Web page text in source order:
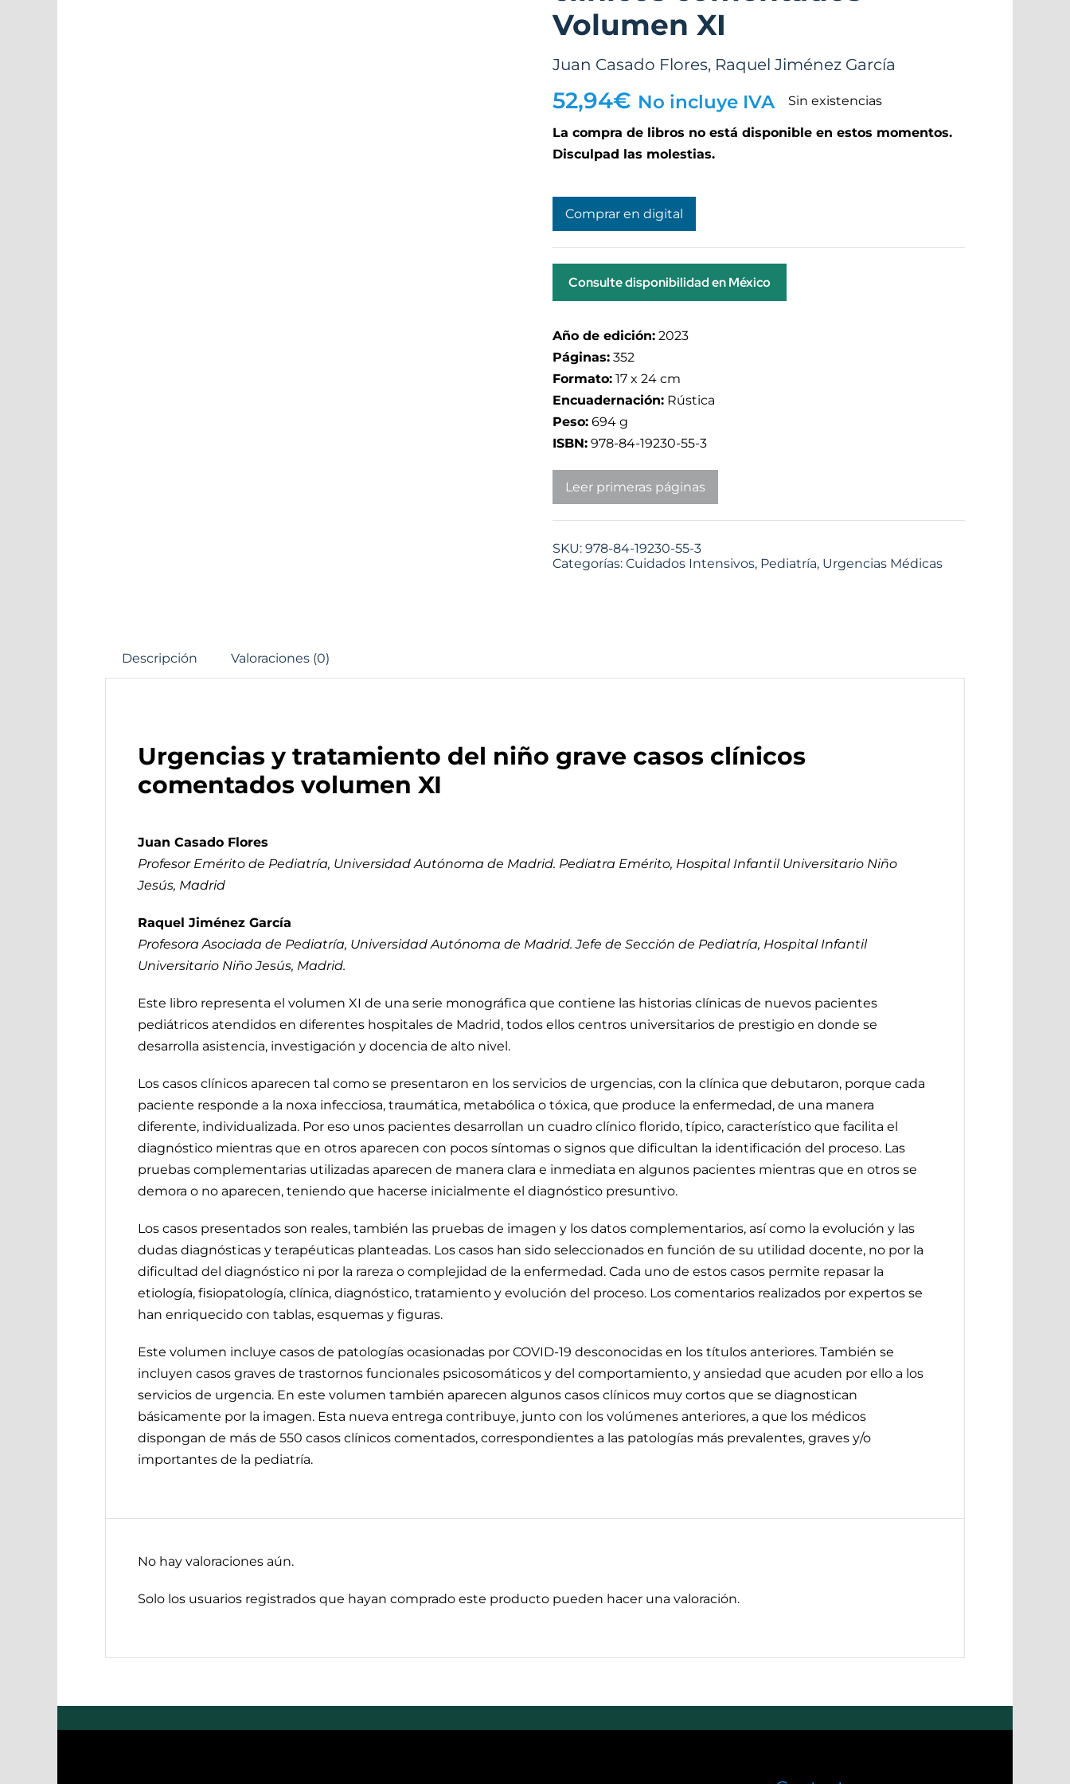
Volumen XI
Juan Casado Flores, Raquel Jiménez García
52,94€ No incluye IVA Sin existencias
La compra de libros no está disponible en estos momentos.
Disculpad las molestias.
Comprar en digital
Consulte disponibilidad en México
Año de edición:2023
Páginas:352
Formato:17 x 24 cm
Encuadernación:Rústica
Peso:694 g
ISBN:978-84-19230-55-3
Leer primeras páginas
SKU: 978-84-19230-55-3
Categorías: Cuidados Intensivos, Pediatría, Urgencias Médicas
Descripción Valoraciones (0)
Urgencias y tratamiento del niño grave casos clínicos
comentados volumen XI
Juan Casado Flores
Profesor Emérito de Pediatría, Universidad Autónoma de Madrid. Pediatra Emérito, Hospital Infantil Universitario Niño
Jesús, Madrid
Raquel Jiménez García
Profesora Asociada de Pediatría, Universidad Autónoma de Madrid. Jefe de Sección de Pediatría, Hospital Infantil
Universitario Niño Jesús, Madrid.
Este libro representa el volumen XI de una serie monográfica que contiene las historias clínicas de nuevos pacientes
pediátricos atendidos en diferentes hospitales de Madrid, todos ellos centros universitarios de prestigio en donde se
desarrolla asistencia, investigación y docencia de alto nivel.
Los casos clínicos aparecen tal como se presentaron en los servicios de urgencias, con la clínica que debutaron, porque cada
paciente responde a la noxa infecciosa, traumática, metabólica o tóxica, que produce la enfermedad, de una manera
diferente, individualizada. Por eso unos pacientes desarrollan un cuadro clínico florido, típico, característico que facilita el
diagnóstico mientras que en otros aparecen con pocos síntomas o signos que dificultan la identificación del proceso. Las
pruebas complementarias utilizadas aparecen de manera clara e inmediata en algunos pacientes mientras que en otros se
demora o no aparecen, teniendo que hacerse inicialmente el diagnóstico presuntivo.
Los casos presentados son reales, también las pruebas de imagen y los datos complementarios, así como la evolución y las
dudas diagnósticas y terapéuticas planteadas. Los casos han sido seleccionados en función de su utilidad docente, no por la
dificultad del diagnóstico ni por la rareza o complejidad de la enfermedad. Cada uno de estos casos permite repasar la
etiología, fisiopatología, clínica, diagnóstico, tratamiento y evolución del proceso. Los comentarios realizados por expertos se
han enriquecido con tablas, esquemas y figuras.
Este volumen incluye casos de patologías ocasionadas por COVID-19 desconocidas en los títulos anteriores. También se
incluyen casos graves de trastornos funcionales psicosomáticos y del comportamiento, y ansiedad que acuden por ello a los
servicios de urgencia. En este volumen también aparecen algunos casos clínicos muy cortos que se diagnostican
básicamente por la imagen. Esta nueva entrega contribuye, junto con los volúmenes anteriores, a que los médicos
dispongan de más de 550 casos clínicos comentados, correspondientes a las patologías más prevalentes, graves y/o
importantes de la pediatría.
No hay valoraciones aún.
Solo los usuarios registrados que hayan comprado este producto pueden hacer una valoración.